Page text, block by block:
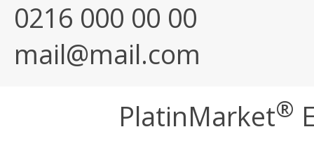
0216 000 00 00
mail@mail.com
PlatinMarket®